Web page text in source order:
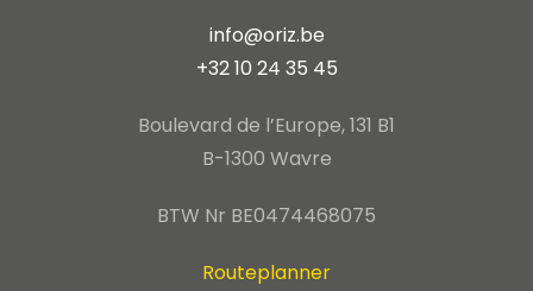
info@oriz.be
+32 10 24 35 45
Boulevard de l’Europe, 131 B1
B-1300 Wavre
BTW Nr BE0474468075
Routeplanner